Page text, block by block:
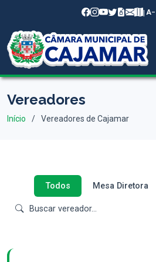
| A−
Vereadores
Início Vereadores de Cajamar
Todos Mesa Diretora